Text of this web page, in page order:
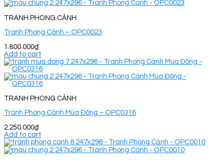
TRANH PHONG CẢNH
Tranh Phong Cảnh – OPC0023
1.800.000₫
Add to cart
TRANH PHONG CẢNH
Tranh Phong Cảnh Mùa Đông – OPC0316
2.250.000₫
Add to cart